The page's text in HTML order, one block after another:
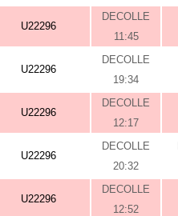
U22296
DECOLLE
11:45
U22296
DECOLLE
19:34
U22296
DECOLLE
12:17
U22296
DECOLLE
20:32
U22296
DECOLLE
12:52